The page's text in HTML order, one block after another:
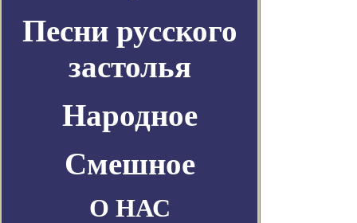
Песни русского
застолья
Народное
Смешное
О НАС